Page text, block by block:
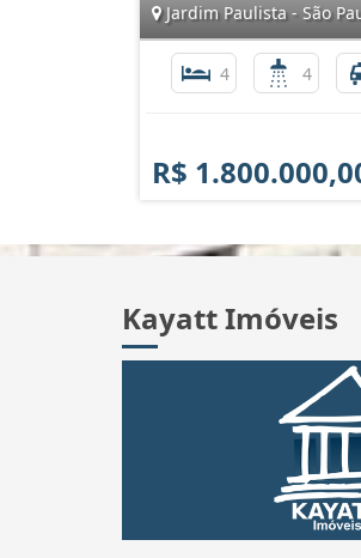
Jardim Paulista - São
4 4
R$
Kayatt Imóveis